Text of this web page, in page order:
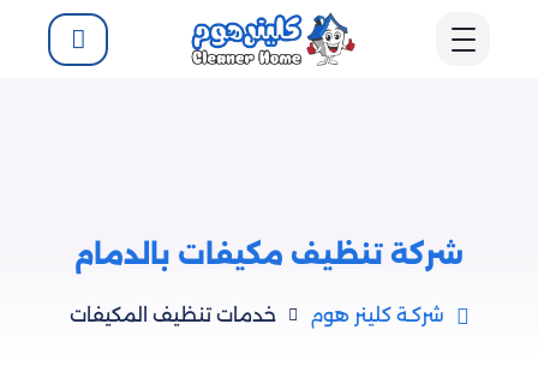
شركة تنظيف مكيفات بالدمام
شركـة كلينر هوم خدمات تنظيف المكيفات